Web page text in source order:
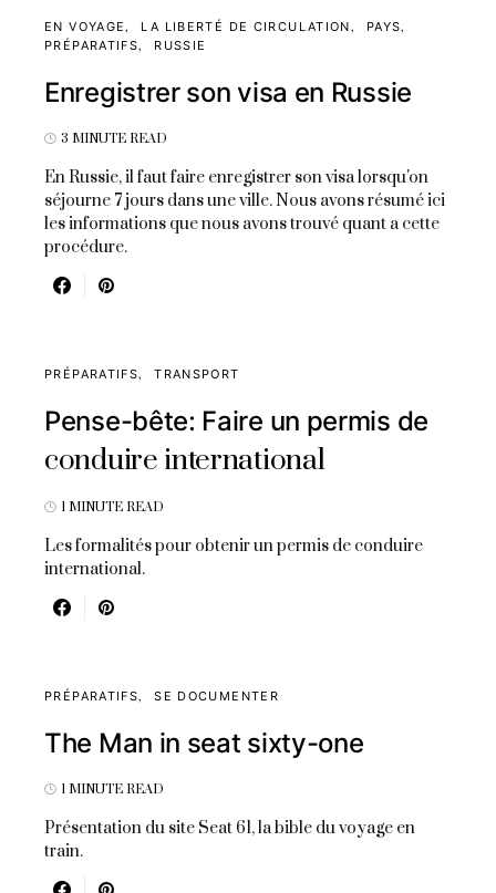
EN VOYAGE LA LIBERTÉ DE CIRCULATION
PAYS
PRÉPARATIFS
RUSSIE
Enregistrer son visa en Russie
3 MINUTE READ
En Russie, il faut faire enregistrer son visa lorsqu'on
séjourne 7 jours dans une ville. Nous avons résumé ici
les informations que nous avons trouvé quant a cette
procédure.
PRÉPARATIFS TRANSPORT
Pense-bête: Faire un permis de
conduire international
1 MINUTE READ
Les formalités pour obtenir un permis de conduire
international.
PRÉPARATIFS SE DOCUMENTER
The Man in seat sixty-one
1 MINUTE READ
Présentation du site Seat 61, la bible du voyage en
train.